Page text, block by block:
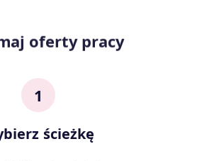
oferty pracy
1
ścieżkę